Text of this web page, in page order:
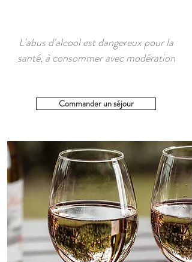
L'abus d'alcool est dangereux pour la
santé, à consommer avec modération
Commander un séjour